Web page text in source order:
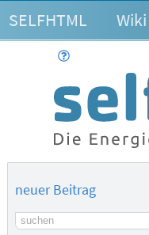
SELFHTML Wiki
neuer Beitrag
Suchbegriff